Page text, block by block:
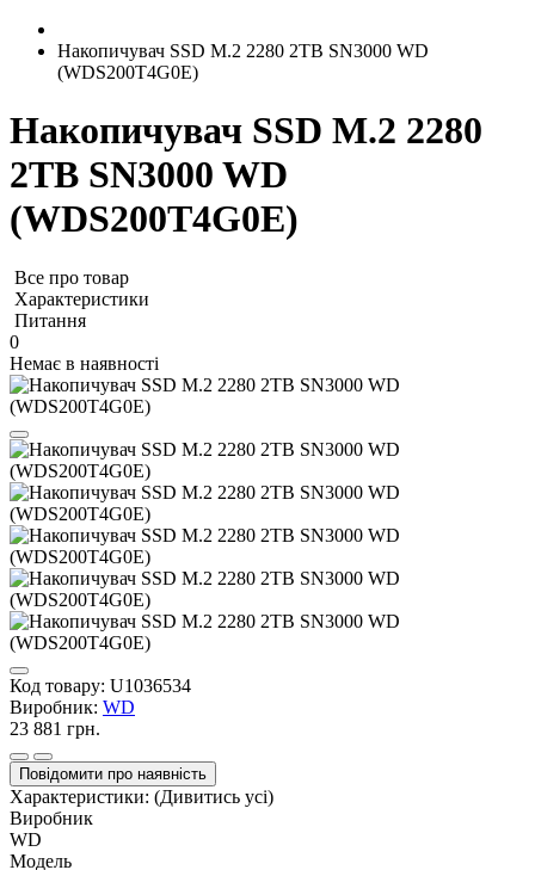
Накопичувач SSD M.2 2280 2TB SN3000 WD
(WDS200T4G0E)
Накопичувач SSD M.2 2280
2TB SN3000 WD
(WDS200T4G0E)
Все про товар
Характеристики
Питання
0
Немає в наявності
Код товару: U1036534
Виробник: WD
23 881 грн.
Повідомити про наявність
Характеристики: (Дивитись усі)
Виробник
WD
Модель